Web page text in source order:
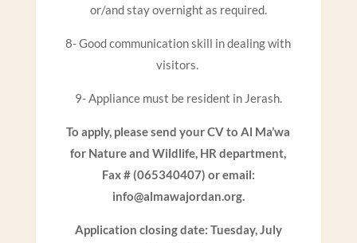
or/and stay overnight as required.
8- Good communication skill in dealing with
visitors.
9- Appliance must be resident in Jerash.
To apply, please send your CV to Al Ma’wa
for Nature and Wildlife, HR department,
Fax # (065340407) or email:
info@almawajordan.org.
Application closing date: Tuesday, July